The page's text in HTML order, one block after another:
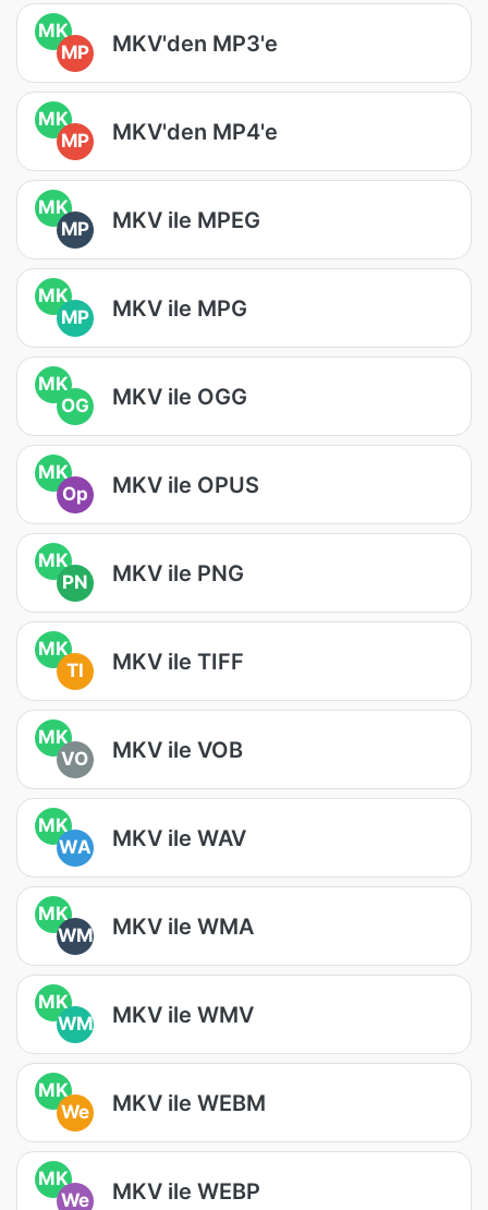
MK
MP
MKV'den MP3'e
MK
MP
MKV'den MP4'e
MK
MP
MKV ile MPEG
MK
MP
MKV ile MPG
MK
OG
MKV ile OGG
MK
Op
MKV ile OPUS
MK
PN
MKV ile PNG
MK
TI
MKV ile TIFF
MK
VO
MKV ile VOB
MK
WA
MKV ile WAV
MK
WM
MKV ile WMA
MK
WM
MKV ile WMV
MK
We
MKV ile WEBM
MK
We
MKV ile WEBP